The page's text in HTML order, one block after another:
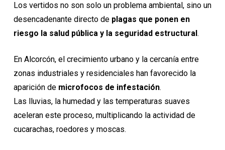
Los vertidos no son solo un problema ambiental, sino un
desencadenante directo de plagas que ponen en
riesgo la salud pública y la seguridad estructural.
En Alcorcón, el crecimiento urbano y la cercanía entre
zonas industriales y residenciales han favorecido la
aparición de microfocos de infestación.
Las lluvias, la humedad y las temperaturas suaves
aceleran este proceso, multiplicando la actividad de
cucarachas, roedores y moscas.